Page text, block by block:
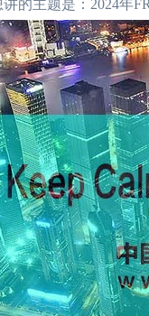
讲的主题是：2024年